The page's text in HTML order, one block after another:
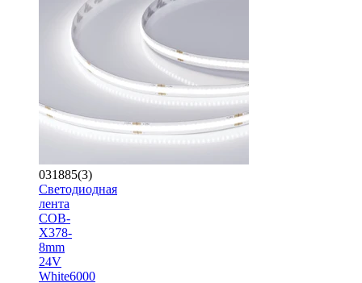
031885(3)
Светодиодная
лента
COB-
X378-
8mm
24V
White6000